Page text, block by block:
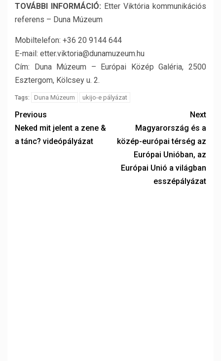
TOVÁBBI INFORMÁCIÓ: Etter Viktória kommunikációs
referens – Duna Múzeum
Mobiltelefon: +36 20 9144 644
E-mail: etter.viktoria@dunamuzeum.hu
Cím: Duna Múzeum – Európai Közép Galéria, 2500
Esztergom, Kölcsey u. 2.
Tags: Duna Múzeum ukijo-e pályázat
Previous
Neked mit jelent a zene &
a tánc? videópályázat
Next
Magyarország és a
közép-európai térség az
Európai Unióban, az
Európai Unió a világban
esszépályázat